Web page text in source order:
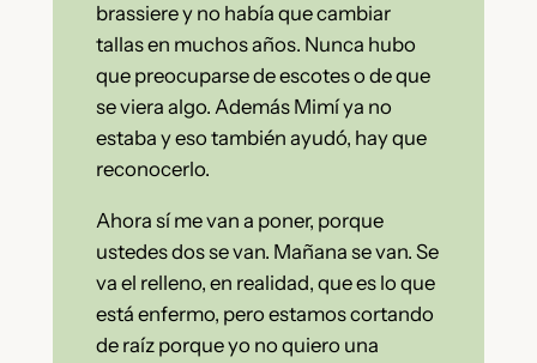
brassiere y no había que cambiar
tallas en muchos años. Nunca hubo
que preocuparse de escotes o de que
se viera algo. Además Mimí ya no
estaba y eso también ayudó, hay que
reconocerlo.
Ahora sí me van a poner, porque
ustedes dos se van. Mañana se van. Se
va el relleno, en realidad, que es lo que
está enfermo, pero estamos cortando
de raíz porque yo no quiero una